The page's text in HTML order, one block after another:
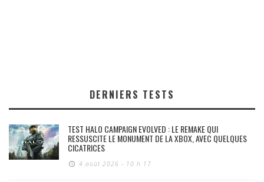
DERNIERS TESTS
TEST HALO CAMPAIGN EVOLVED : LE REMAKE QUI
RESSUSCITE LE MONUMENT DE LA XBOX, AVEC QUELQUES
CICATRICES
4 août 2026 - 10 h 17